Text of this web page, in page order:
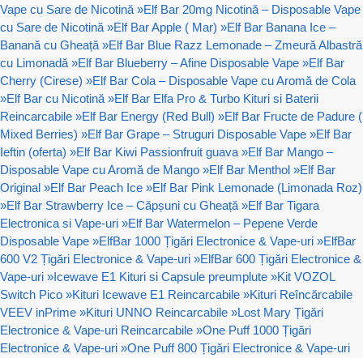
Vape cu Sare de Nicotină »Elf Bar 20mg Nicotină – Disposable Vape
cu Sare de Nicotină »Elf Bar Apple ( Mar) »Elf Bar Banana Ice –
Banană cu Gheață »Elf Bar Blue Razz Lemonade – Zmeură Albastră
cu Limonadă »Elf Bar Blueberry – Afine Disposable Vape »Elf Bar
Cherry (Cirese) »Elf Bar Cola – Disposable Vape cu Aromă de Cola
»Elf Bar cu Nicotină »Elf Bar Elfa Pro & Turbo Kituri si Baterii
Reincarcabile »Elf Bar Energy (Red Bull) »Elf Bar Fructe de Padure (
Mixed Berries) »Elf Bar Grape – Struguri Disposable Vape »Elf Bar
Ieftin (oferta) »Elf Bar Kiwi Passionfruit guava »Elf Bar Mango –
Disposable Vape cu Aromă de Mango »Elf Bar Menthol »Elf Bar
Original »Elf Bar Peach Ice »Elf Bar Pink Lemonade (Limonada Roz)
»Elf Bar Strawberry Ice – Căpșuni cu Gheață »Elf Bar Tigara
Electronica si Vape-uri »Elf Bar Watermelon – Pepene Verde
Disposable Vape »ElfBar 1000 Țigări Electronice & Vape-uri »ElfBar
600 V2 Țigări Electronice & Vape-uri »ElfBar 600 Țigări Electronice &
Vape-uri »Icewave E1 Kituri si Capsule preumplute »Kit VOZOL
Switch Pico »Kituri Icewave E1 Reincarcabile »Kituri Reîncărcabile
VEEV inPrime »Kituri UNNO Reincarcabile »Lost Mary Țigări
Electronice & Vape-uri Reincarcabile »One Puff 1000 Țigări
Electronice & Vape-uri »One Puff 800 Țigări Electronice & Vape-uri